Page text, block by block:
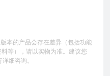
本的产品会存在差异（包括功能
等），请以实物为准。建议您
细咨询。